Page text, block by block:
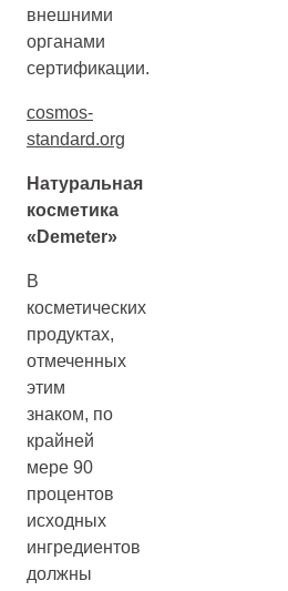
внешними
органами
сертификации.
cosmos-
standard.org
Натуральная
косметика
« Demeter»
В
косметических
продуктах,
отмеченных
этим
знаком, по
крайней
мере 90
процентов
исходных
ингредиентов
должны